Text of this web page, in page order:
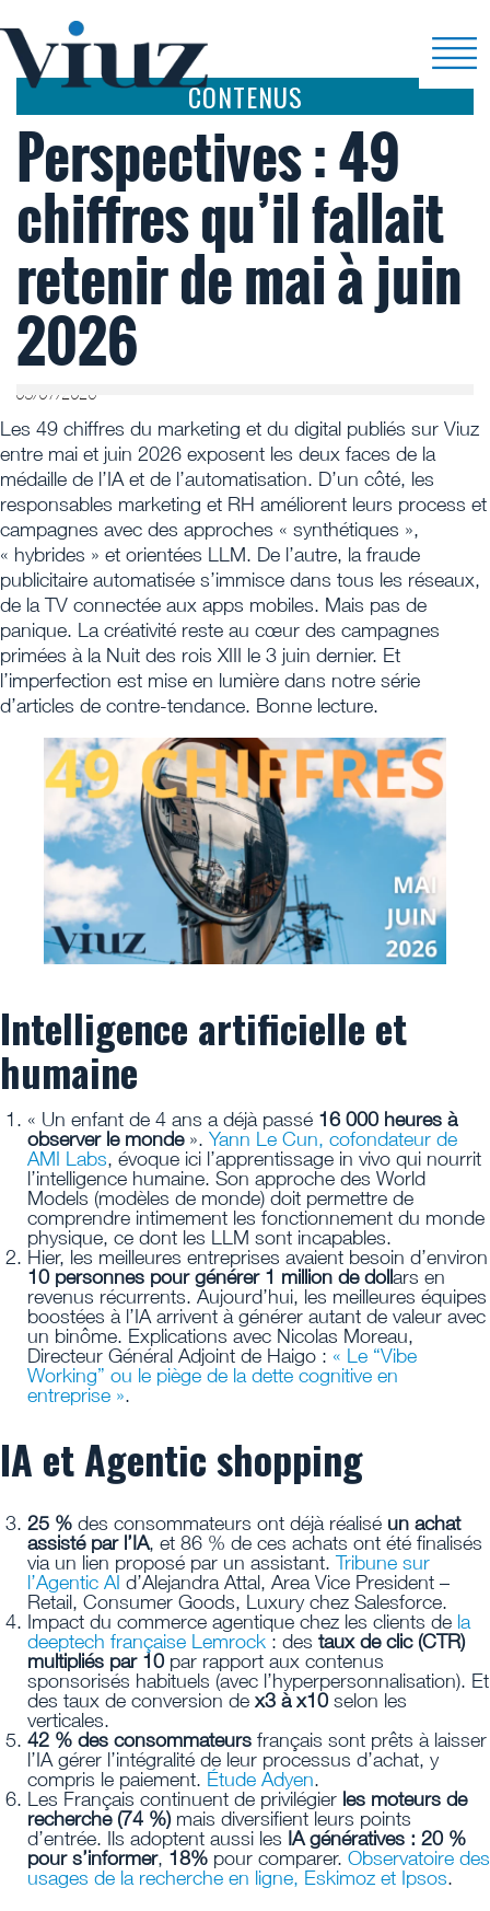
CONTENUS
Perspectives : 49
chiffres qu’il fallait
retenir de mai à juin
2026
03/07/2026
Les 49 chiffres du marketing et du digital publiés sur Viuz
entre mai et juin 2026 exposent les deux faces de la
médaille de l’IA et de l’automatisation. D’un côté, les
responsables marketing et RH améliorent leurs process et
campagnes avec des approches « synthétiques »,
« hybrides » et orientées LLM. De l’autre, la fraude
publicitaire automatisée s’immisce dans tous les réseaux,
de la TV connectée aux apps mobiles. Mais pas de
panique. La créativité reste au cœur des campagnes
primées à la Nuit des rois XIII le 3 juin dernier. Et
l’imperfection est mise en lumière dans notre série
d’articles de contre-tendance. Bonne lecture.
Intelligence artificielle et
humaine
« Un enfant de 4 ans a déjà passé 16 000 heures à
observer le monde». Yann Le Cun, cofondateur de
AMI Labs, évoque ici l’apprentissage in vivo qui nourrit
l’intelligence humaine. Son approche des World
Models (modèles de monde) doit permettre de
comprendre intimement les fonctionnement du monde
physique, ce dont les LLM sont incapables.
Hier, les meilleures entreprises avaient besoin d’environ
10 personnes pour générer 1 million de dollars en
revenus récurrents. Aujourd’hui, les meilleures équipes
boostées à l’IA arrivent à générer autant de valeur avec
un binôme. Explications avec Nicolas Moreau,
Directeur Général Adjoint de Haigo : « Le “Vibe
Working” ou le piège de la dette cognitive en
entreprise ».
IA et Agentic shopping
25 % des consommateurs ont déjà réalisé un achat
assisté par l’IA, et 86 % de ces achats ont été finalisés
via un lien proposé par un assistant.Tribune sur
l’Agentic AI d’Alejandra Attal, Area Vice President –
Retail, Consumer Goods, Luxury chez Salesforce.
Impact du commerce agentique chez les clients de la
deeptech française Lemrock : des taux de clic (CTR)
multipliés par 10par rapport aux contenus
sponsorisés habituels (avec l’hyperpersonnalisation). Et
des taux de conversion de x3 à x10selon les
verticales.
42 % des consommateurs français sont prêts à laisser
l’IA gérer l’intégralité de leur processus d’achat, y
compris le paiement. Étude Adyen.
Les Français continuent de privilégier les moteurs de
recherche (74 %)mais diversifient leurs points
d’entrée. Ils adoptent aussi les IA génératives : 20 %
pour s’informer, 18% pour comparer. Observatoire des
usages de la recherche en ligne, Eskimoz et Ipsos.